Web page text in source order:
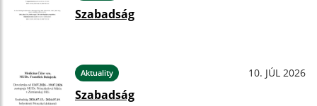
Szabadság
Aktuality 10. JÚL 2026
Szabadság